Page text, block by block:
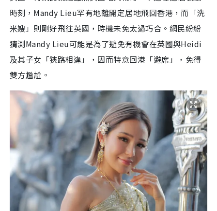
時刻，Mandy Lieu罕有地離開定居地飛回香港，而「洗
米嫂」則剛好飛往英國，時機未免太過巧合。網民紛紛
猜測Mandy Lieu可能是為了避免有機會在英國與Heidi
及其子女「狹路相逢」，因而特意回港「避席」，免得
雙方尷尬。